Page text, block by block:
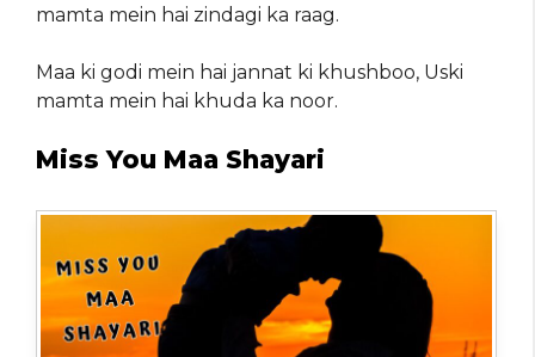
mamta mein hai zindagi ka raag.
Maa ki godi mein hai jannat ki khushboo, Uski
mamta mein hai khuda ka noor.
Miss You Maa Shayari